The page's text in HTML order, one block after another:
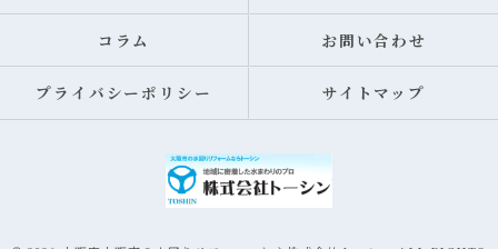
コラム お問い合わせ
プライバシーポリシー サイトマップ